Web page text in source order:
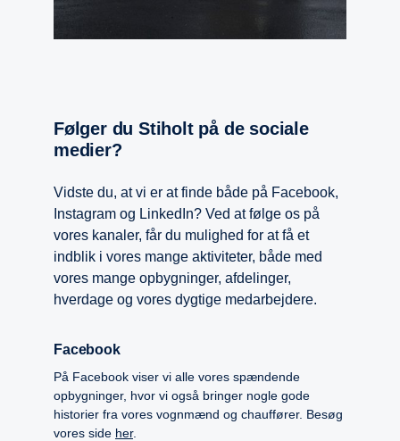
Følger du Stiholt på de sociale
medier?
Vidste du, at vi er at finde både på Facebook,
Instagram og LinkedIn? Ved at følge os på
vores kanaler, får du mulighed for at få et
indblik i vores mange aktiviteter, både med
vores mange opbygninger, afdelinger,
hverdage og vores dygtige medarbejdere.
Facebook
På Facebook viser vi alle vores spændende
opbygninger, hvor vi også bringer nogle gode
historier fra vores vognmænd og chauffører. Besøg
vores side her.